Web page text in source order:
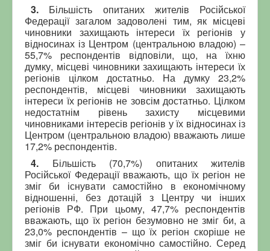
3. Більшість опитаних жителів Російської
Федерації загалом задоволені тим, як місцеві
чиновники захищають інтереси їх регіонів у
відносинах із Центром (центральною владою) –
55,7% респондентів відповіли, що, на їхню
думку, місцеві чиновники захищають інтереси їх
регіонів цілком достатньо. На думку 23,2%
респондентів, місцеві чиновники захищають
інтереси їх регіонів не зовсім достатньо. Цілком
недостатнім рівень захисту місцевими
чиновниками інтересів регіонів у їх відносинах із
Центром (центральною владою) вважають лише
17,2% респондентів.
4. Більшість (70,7%) опитаних жителів
Російської Федерації вважають, що їх регіон не
зміг би існувати самостійно в економічному
відношенні, без дотацій з Центру чи інших
регіонів РФ. При цьому, 47,7% респондентів
вважають, що їх регіон безумовно не зміг би, а
23,0% респондентів – що їх регіон скоріше не
зміг би існувати економічно самостійно. Серед